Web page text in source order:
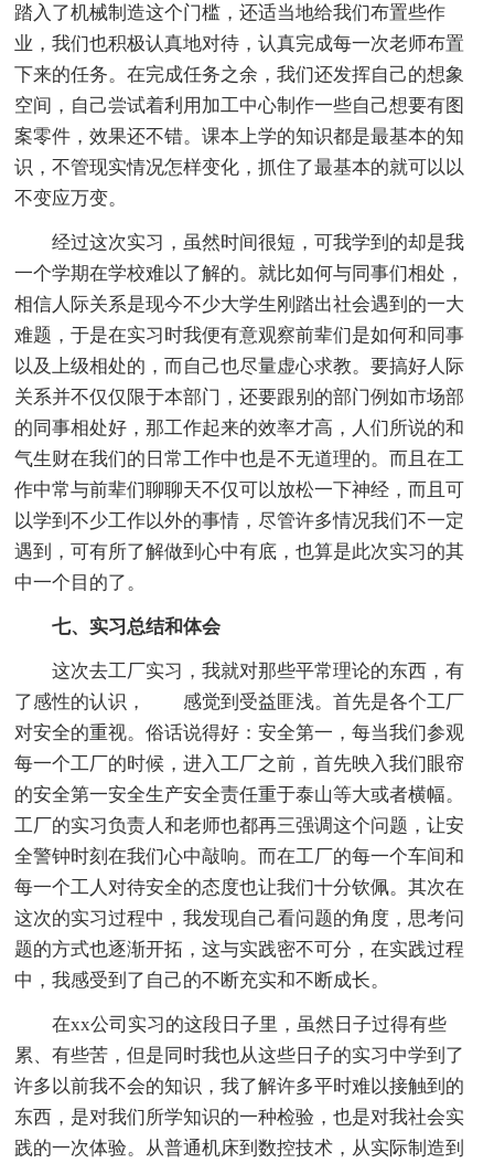
踏入了机械制造这个门槛，还适当地给我们布置些作
业，我们也积极认真地对待，认真完成每一次老师布置
下来的任务。在完成任务之余，我们还发挥自己的想象
空间，自己尝试着利用加工中心制作一些自己想要有图
案零件，效果还不错。课本上学的知识都是最基本的知
识，不管现实情况怎样变化，抓住了最基本的就可以以
不变应万变。
经过这次实习，虽然时间很短，可我学到的却是我
一个学期在学校难以了解的。就比如何与同事们相处，
相信人际关系是现今不少大学生刚踏出社会遇到的一大
难题，于是在实习时我便有意观察前辈们是如何和同事
以及上级相处的，而自己也尽量虚心求教。要搞好人际
关系并不仅仅限于本部门，还要跟别的部门例如市场部
的同事相处好，那工作起来的效率才高，人们所说的和
气生财在我们的日常工作中也是不无道理的。而且在工
作中常与前辈们聊聊天不仅可以放松一下神经，而且可
以学到不少工作以外的事情，尽管许多情况我们不一定
遇到，可有所了解做到心中有底，也算是此次实习的其
中一个目的了。
七、实习总结和体会
这次去工厂实习，我就对那些平常理论的东西，有
了感性的认识， 感觉到受益匪浅。首先是各个工厂
对安全的重视。俗话说得好：安全第一，每当我们参观
每一个工厂的时候，进入工厂之前，首先映入我们眼帘
的安全第一安全生产安全责任重于泰山等大或者横幅。
工厂的实习负责人和老师也都再三强调这个问题，让安
全警钟时刻在我们心中敲响。而在工厂的每一个车间和
每一个工人对待安全的态度也让我们十分钦佩。其次在
这次的实习过程中，我发现自己看问题的角度，思考问
题的方式也逐渐开拓，这与实践密不可分，在实践过程
中，我感受到了自己的不断充实和不断成长。
在xx公司实习的这段日子里，虽然日子过得有些
累、有些苦，但是同时我也从这些日子的实习中学到了
许多以前我不会的知识，我了解许多平时难以接触到的
东西，是对我们所学知识的一种检验，也是对我社会实
践的一次体验。从普通机床到数控技术，从实际制造到